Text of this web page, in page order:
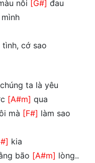
nỗi [G#] đau
tình, cớ sao
ta là yêu
[A#m] qua
mà [F#] làm sao
kia
bão [A#m] lòng..